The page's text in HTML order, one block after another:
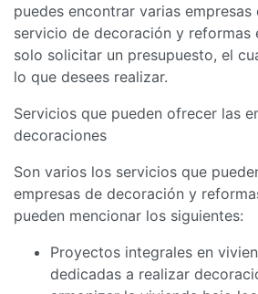
puedes encontrar varias empresas
servicio de decoración y reformas
solo solicitar un presupuesto, el
lo que desees realizar.
Servicios que pueden ofrecer las
decoraciones
Son varios los servicios que
empresas de decoración y
pueden mencionar los siguientes:
Proyectos integrales en
dedicadas a realizar